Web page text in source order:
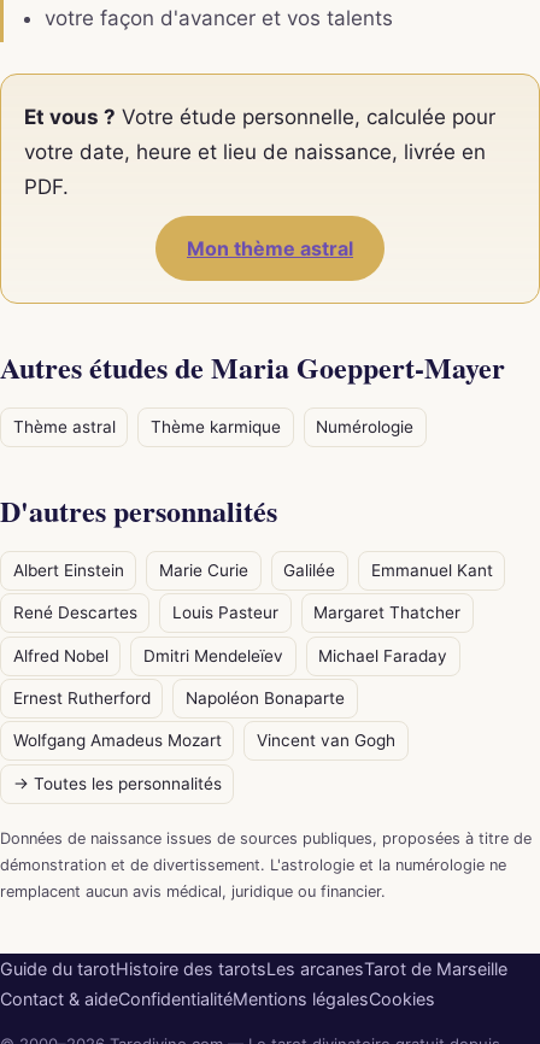
votre façon d'avancer et vos talents
Et vous ? Votre étude personnelle, calculée pour
votre date, heure et lieu de naissance, livrée en
PDF.
Mon thème astral
Autres études de Maria Goeppert-Mayer
Thème astral Thème karmique Numérologie
D'autres personnalités
Albert Einstein Marie Curie Galilée Emmanuel Kant
René Descartes Louis Pasteur Margaret Thatcher
Alfred Nobel Dmitri Mendeleïev Michael Faraday
Ernest Rutherford Napoléon Bonaparte
Wolfgang Amadeus Mozart Vincent van Gogh
→ Toutes les personnalités
Données de naissance issues de sources publiques, proposées à titre de
démonstration et de divertissement. L'astrologie et la numérologie ne
remplacent aucun avis médical, juridique ou financier.
Guide du tarotHistoire des tarotsLes arcanesTarot de Marseille
Contact & aideConfidentialitéMentions légalesCookies